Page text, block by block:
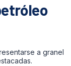
a granel